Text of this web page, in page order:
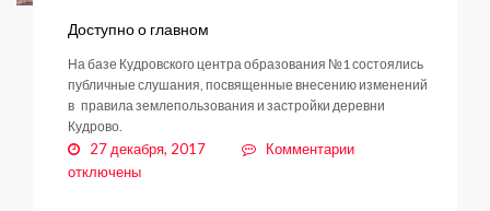
Доступно о главном
На базе Кудровского центра образования №1 состоялись
публичные слушания, посвященные внесению изменений
в правила землепользования и застройки деревни
Кудрово.
27 декабря, 2017 Комментариик
отключены